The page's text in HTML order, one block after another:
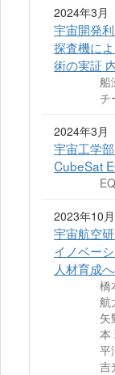
2024年3月
宇宙開発
探査機に
術の実証
船
チ
2024年3月
宇宙工学
CubeSat
2023年10月
宇宙航空
イノベー
人材育成
橋
航
矢
本
平
吉